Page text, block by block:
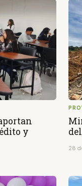
y
28